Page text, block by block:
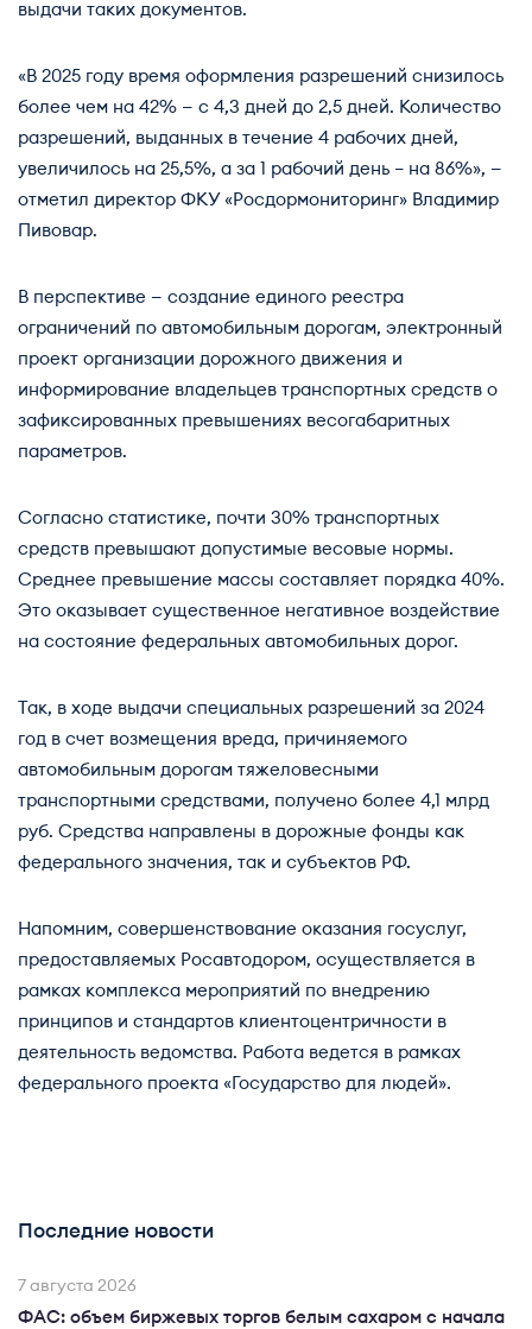
выдачи таких документов.
«В 2025 году время оформления разрешений снизилось
более чем на 42% — с 4,3 дней до 2,5 дней. Количество
разрешений, выданных в течение 4 рабочих дней,
увеличилось на 25,5%, а за 1 рабочий день – на 86%», —
отметил директор ФКУ «Росдормониторинг» Владимир
Пивовар.
В перспективе — создание единого реестра
ограничений по автомобильным дорогам, электронный
проект организации дорожного движения и
информирование владельцев транспортных средств о
зафиксированных превышениях весогабаритных
параметров.
Согласно статистике, почти 30% транспортных
средств превышают допустимые весовые нормы.
Среднее превышение массы составляет порядка 40%.
Это оказывает существенное негативное воздействие
на состояние федеральных автомобильных дорог.
Так, в ходе выдачи специальных разрешений за 2024
год в счет возмещения вреда, причиняемого
автомобильным дорогам тяжеловесными
транспортными средствами, получено более 4,1 млрд
руб. Средства направлены в дорожные фонды как
федерального значения, так и субъектов РФ.
Напомним, совершенствование оказания госуслуг,
предоставляемых Росавтодором, осуществляется в
рамках комплекса мероприятий по внедрению
принципов и стандартов клиентоцентричности в
деятельность ведомства. Работа ведется в рамках
федерального проекта «Государство для людей».
Последние новости
7 августа 2026
ФАС: объем биржевых торгов белым сахаром с начала